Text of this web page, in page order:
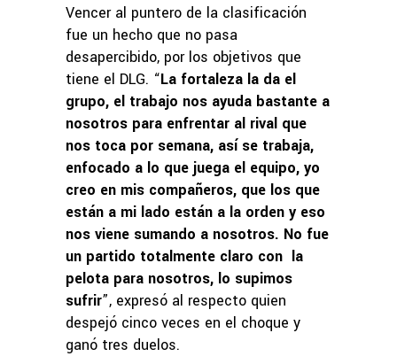
Vencer al puntero de la clasificación
fue un hecho que no pasa
desapercibido, por los objetivos que
tiene el DLG. “La fortaleza la da el
grupo, el trabajo nos ayuda bastante a
nosotros para enfrentar al rival que
nos toca por semana, así se trabaja,
enfocado a lo que juega el equipo, yo
creo en mis compañeros, que los que
están a mi lado están a la orden y eso
nos viene sumando a nosotros. No fue
un partido totalmente claro con la
pelota para nosotros, lo supimos
sufrir”, expresó al respecto quien
despejó cinco veces en el choque y
ganó tres duelos.